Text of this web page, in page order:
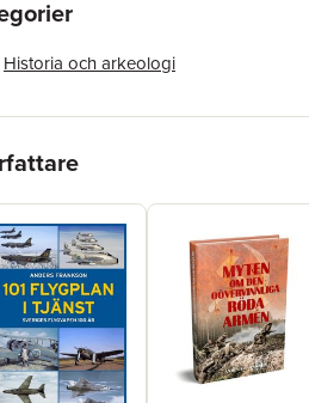
Historia och arkeologi